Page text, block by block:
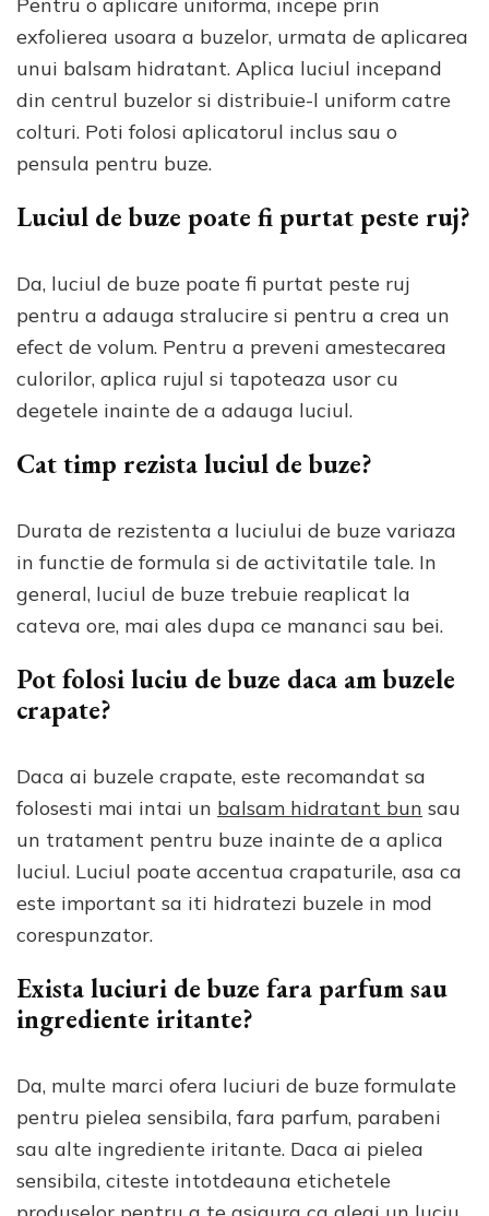
exfolierea usoara a buzelor, urmata de aplicarea
unui balsam hidratant. Aplica luciul incepand
din centrul buzelor si distribuie-l uniform catre
colturi. Poti folosi aplicatorul inclus sau o
pensula pentru buze.
Luciul de buze poate fi purtat peste ruj?
Da, luciul de buze poate fi purtat peste ruj
pentru a adauga stralucire si pentru a crea un
efect de volum. Pentru a preveni amestecarea
culorilor, aplica rujul si tapoteaza usor cu
degetele inainte de a adauga luciul.
Cat timp rezista luciul de buze?
Durata de rezistenta a luciului de buze variaza
in functie de formula si de activitatile tale. In
general, luciul de buze trebuie reaplicat la
cateva ore, mai ales dupa ce mananci sau bei.
Pot folosi luciu de buze daca am buzele
crapate?
Daca ai buzele crapate, este recomandat sa
folosesti mai intai un balsam hidratant bun sau
un tratament pentru buze inainte de a aplica
luciul. Luciul poate accentua crapaturile, asa ca
este important sa iti hidratezi buzele in mod
corespunzator.
Exista luciuri de buze fara parfum sau
ingrediente iritante?
Da, multe marci ofera luciuri de buze formulate
pentru pielea sensibila, fara parfum, parabeni
sau alte ingrediente iritante. Daca ai pielea
sensibila, citeste intotdeauna etichetele